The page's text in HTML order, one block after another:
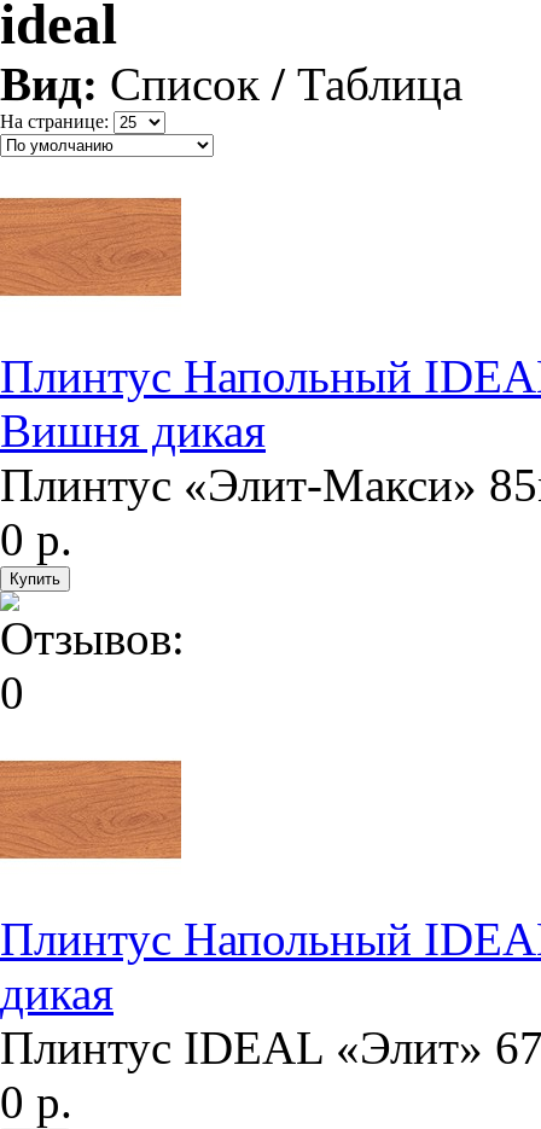
ideal
Вид: Список / Таблица
На странице:
Плинтус Напольный
Вишня дикая
Плинтус «Элит-Макси»
0 р.
Плинтус Напольный
дикая
Плинтус IDEAL «Элит»
0 р.